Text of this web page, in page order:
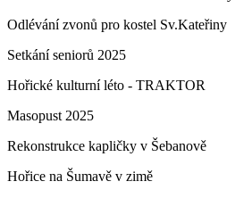
Odlévání zvonů pro kostel Sv.Kateřiny
Setkání seniorů 2025
Hořické kulturní léto - TRAKTOR
Masopust 2025
Rekonstrukce kapličky v Šebanově
Hořice na Šumavě v zimě